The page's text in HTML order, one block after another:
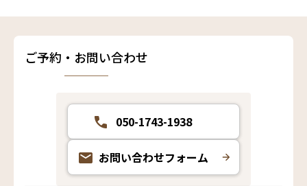
ご予約・お問い合わせ
050-1743-1938
お問い合わせフォーム